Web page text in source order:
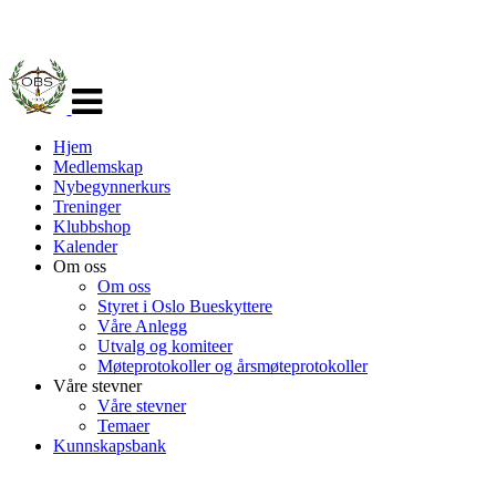
navigasjon
Hjem
Medlemskap
Nybegynnerkurs
Treninger
Klubbshop
Kalender
Om oss
Om oss
Styret i Oslo Bueskyttere
Våre Anlegg
Utvalg og komiteer
Møteprotokoller og årsmøteprotokoller
Våre stevner
Våre stevner
Temaer
Kunnskapsbank